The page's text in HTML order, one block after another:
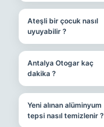
Ateşli bir çocuk nasıl
uyuyabilir ?
Antalya Otogar kaç
dakika ?
Yeni alınan alüminyum
tepsi nasıl temizlenir ?